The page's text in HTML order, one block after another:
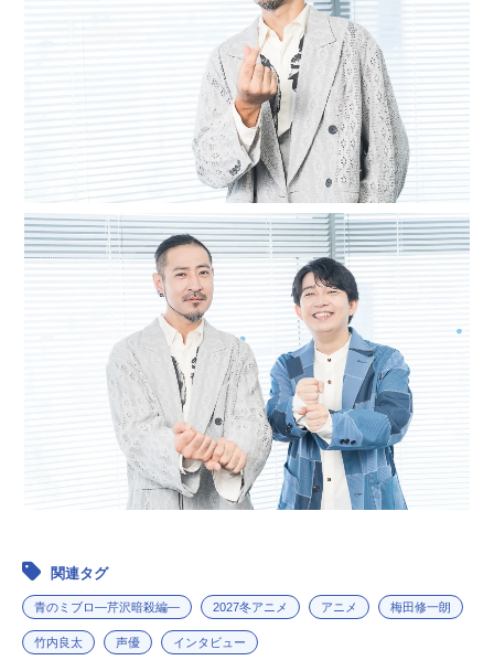
関連タグ
青のミブロ—芹沢暗殺編— 2027冬アニメ アニメ 梅田修一朗
竹内良太 声優 インタビュー